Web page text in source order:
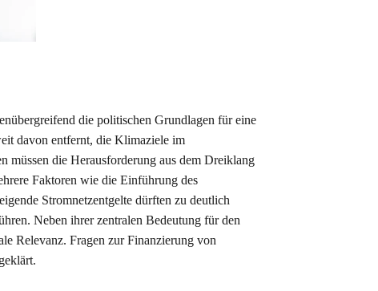
die politischen Grundlagen für eine
davon entfernt, die Klimaziele im
müssen die Herausforderung aus dem Dreiklang
Faktoren wie die Einführung des
Stromnetzentgelte dürften zu deutlich
Neben ihrer zentralen Bedeutung für den
Relevanz. Fragen zur Finanzierung von